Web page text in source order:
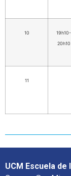
10
19h10-
20h10
11
UCM Escuela